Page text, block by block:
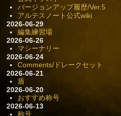
バージョンアップ履歴/Ver.5
アルテスノート公式wiki
2026-06-29
編集練習場
2026-06-26
マシーナリー
2026-06-24
Comments/ドレークセット
2026-06-21
盾
2026-06-20
おすすめ称号
2026-06-13
称号